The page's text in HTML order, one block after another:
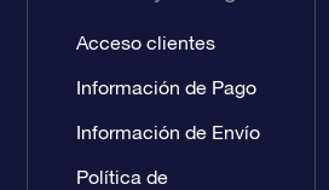
Acceso clientes
Información de Pago
Información de Envío
Política de